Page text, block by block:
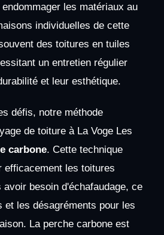
les matériaux au
individuelles de cette
des toitures en tuiles
un entretien régulier
et leur esthétique.
défis, notre méthode
de toiture à La Voge Les
carbone. Cette technique
efficacement les toitures
besoin d'échafaudage, ce
et les désagréments pour les
La perche carbone est